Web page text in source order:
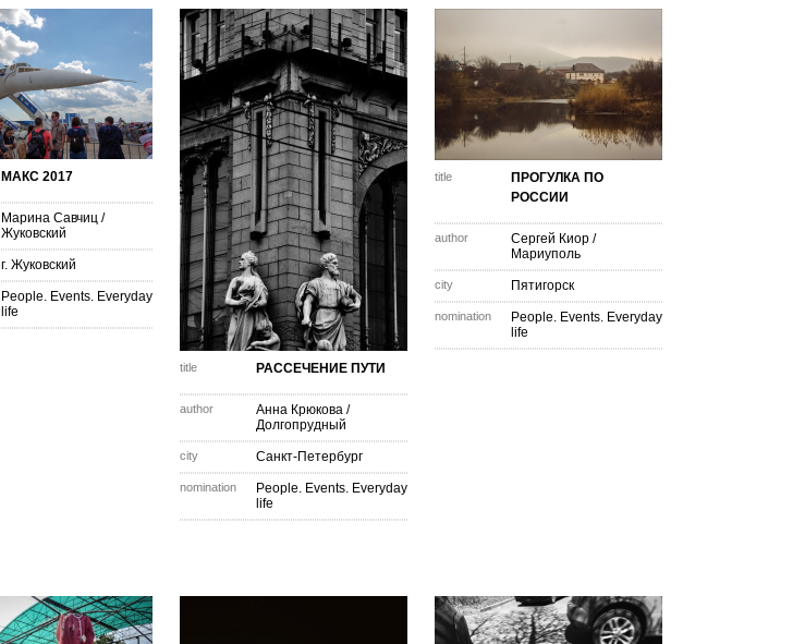
МАКС 2017
Марина Савчиц /
Жуковский
г. Жуковский
People. Events. Everyday
life
title РАССЕЧЕНИЕ ПУТИ
author Анна Крюкова /
Долгопрудный
city Санкт-Петербург
nomination
People. Events. Everyday
life
title
ПРОГУЛКА ПО
РОССИИ
author Сергей Киор /
Мариуполь
city Пятигорск
nomination
People. Events. Everyday
life